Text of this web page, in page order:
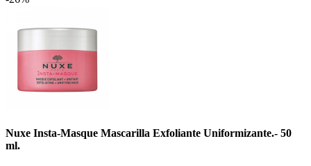
Nuxe Insta-Masque Mascarilla Exfoliante Uniformizante.- 50
ml.